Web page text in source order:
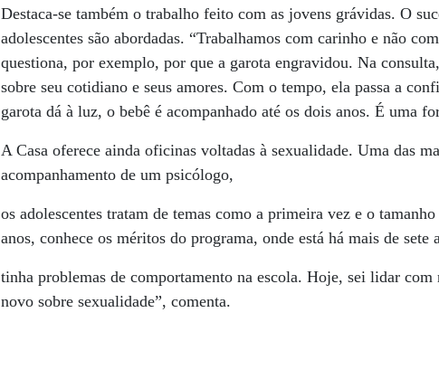
Destaca-se também o trabalho feito com as jovens grávidas. O
adolescentes são abordadas. “Trabalhamos com carinho e não
questiona, por exemplo, por que a garota engravidou. Na
sobre seu cotidiano e seus amores. Com o tempo, ela passa a
garota dá à luz, o bebê é acompanhado até os dois anos. É uma
A Casa oferece ainda oficinas voltadas à sexualidade. Uma das
acompanhamento de um psicólogo,
os adolescentes tratam de temas como a primeira vez e o
anos, conhece os méritos do programa, onde está há mais de sete
tinha problemas de comportamento na escola. Hoje, sei lidar com
novo sobre sexualidade”, comenta.